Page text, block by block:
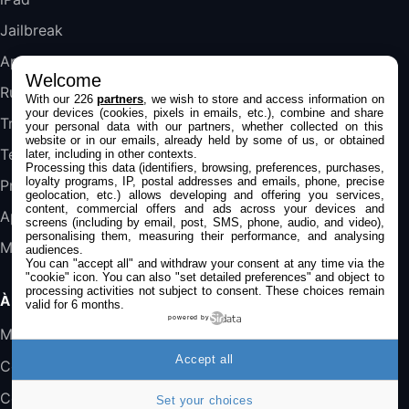
Jeu FIFA 20 sur PC (code à télécharger)
45,98€57,99€Rue Du Commerce (Vendeur Tiers)
Jailbreak
Applications
Rumeurs
Trucs & astuces
Tests
Promos
Apple
Mac
À PROPOS
Mentions légales
Confidentialité
Contact
Welcome
With our 226partners , we wish to store and access information on
your devices (cookies, pixels in emails, etc.), combine and share
your personal data with our partners, whether collected on this
website or in our emails, already held by some of us, or obtained
later, including in other contexts.
Processing this data (identifiers, browsing, preferences, purchases,
loyalty programs, IP, postal addresses and emails, phone, precise
geolocation, etc.) allows developing and offering you services,
content, commercial offers and ads across your devices and
screens (including by email, post, SMS, phone, audio, and video),
personalising them, measuring their performance, and analysing
audiences.
You can "accept all" and withdraw your consent at any time via the
"cookie" icon. You can also "set detailed preferences" and object to
processing activities not subject to consent. These choices remain
valid for 6 months.
powered by
Set your choices
Accept all